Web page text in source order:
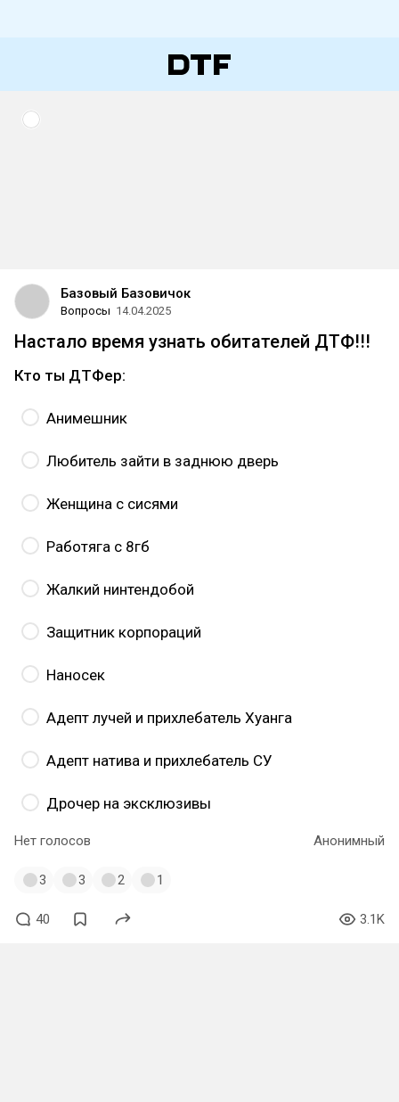
Базовый Базовичок
Вопросы 14.04.2025
Настало время узнать обитателей ДТФ!!!
Кто ты ДТФер:
Анимешник
Любитель зайти в заднюю дверь
Женщина с сисями
Работяга с 8гб
Жалкий нинтендобой
Защитник корпораций
Наносек
Адепт лучей и прихлебатель Хуанга
Адепт натива и прихлебатель СУ
Дрочер на эксклюзивы
Нет голосов Анонимный
3 3 2 1
40 3.1K